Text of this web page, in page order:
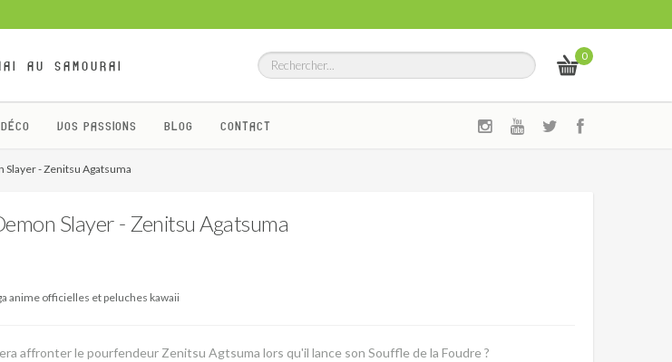
au samourai 0
DÉCO VOS PASSIONS BLOG CONTACT
Slayer - Zenitsu Agatsuma
Slayer - Zenitsu Agatsuma
anime officielles et peluches kawaii
affronter le pourfendeur Zenitsu Agtsuma lors qu'il lance son Souffle de la Foudre ?